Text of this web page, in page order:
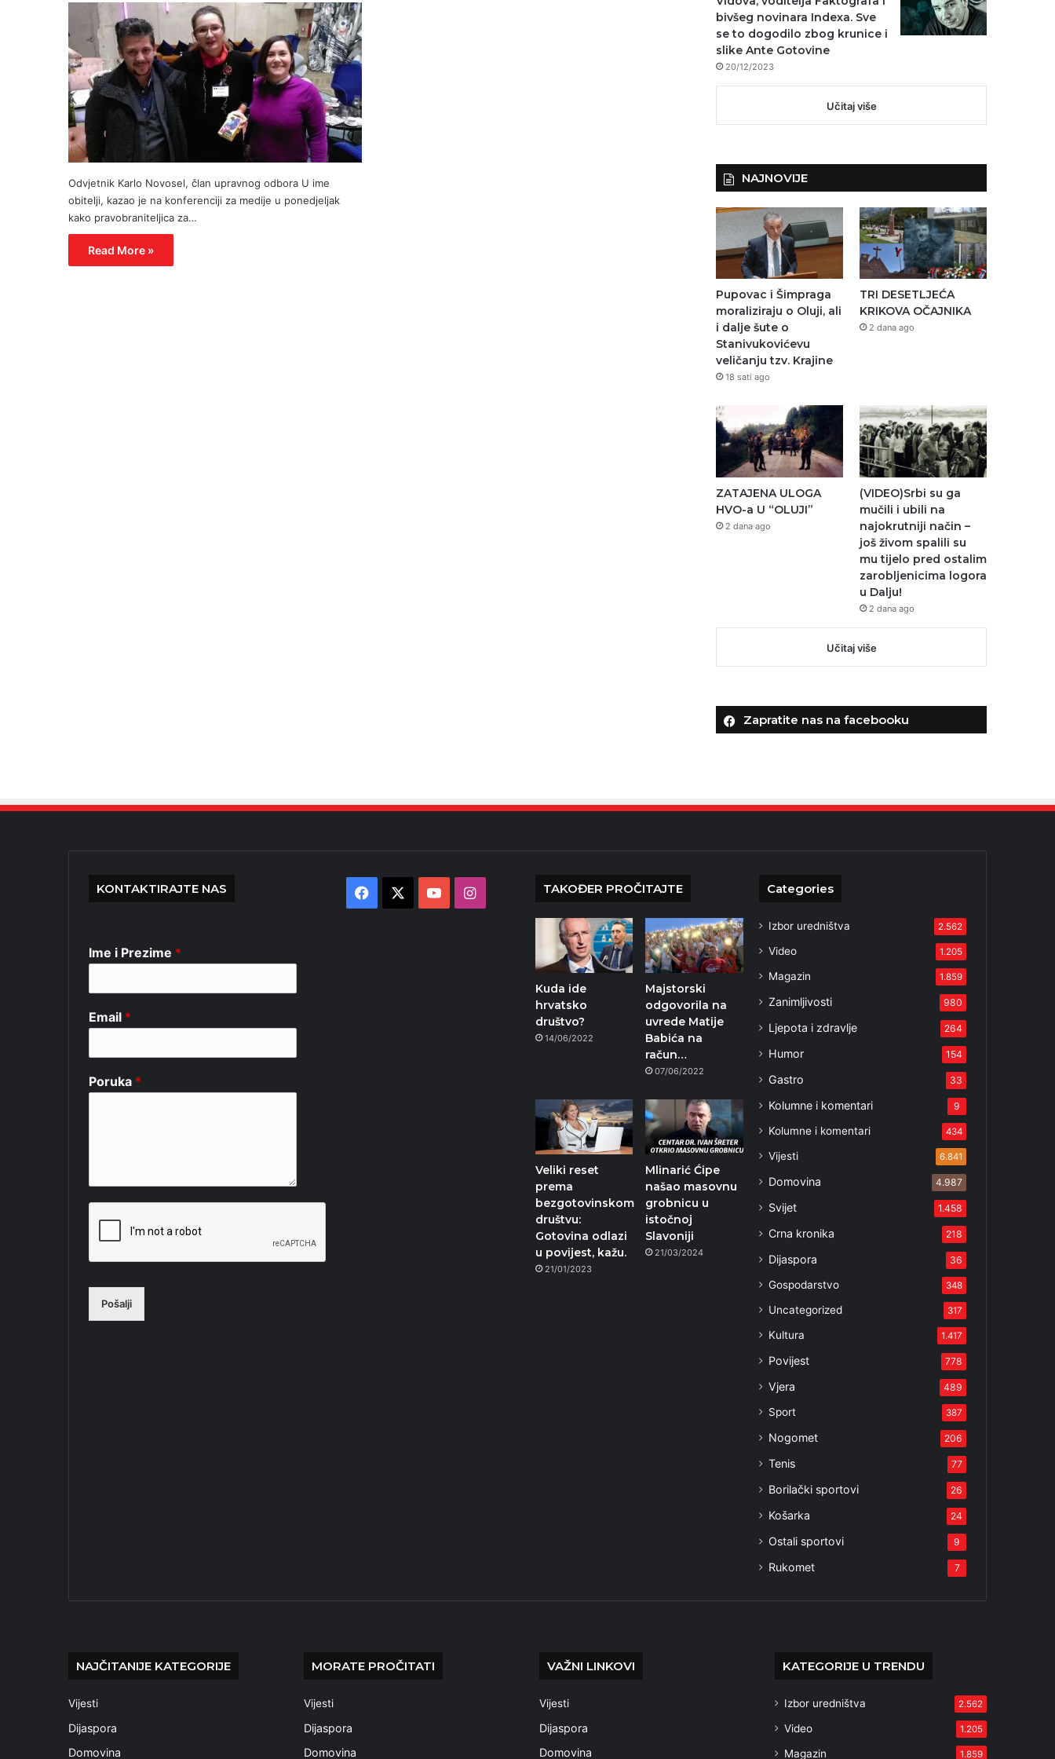
Odvjetnik Karlo Novosel, član upravnog odbora U ime
obitelji, kazao je na konferenciji za medije u ponedjeljak
kako pravobraniteljica za…
Read More »
bivšeg novinara Indexa. Sve
se to dogodilo zbog krunice i
slike Ante Gotovine
20/12/2023
Učitaj više
NAJNOVIJE
Pupovac i Šimpraga
moraliziraju o Oluji, ali
i dalje šute o
Stanivukovićevu
veličanju tzv. Krajine
18 sati ago
TRI DESETLJEĆA
KRIKOVA OČAJNIKA
2 dana ago
ZATAJENA ULOGA
HVO-a U “OLUJI”
2 dana ago
(VIDEO)Srbi su ga
mučili i ubili na
najokrutniji način –
još živom spalili su
mu tijelo pred ostalim
zarobljenicima logora
u Dalju!
2 dana ago
Učitaj više
Zapratite nas na facebooku
KONTAKTIRAJTE NAS
Ime i Prezime *
Email *
Poruka *
Pošalji
Facebook YouTubeInstagram TAKOĐER PROČITAJTE
Kuda ide
hrvatsko
društvo?
14/06/2022
Majstorski
odgovorila na
uvrede Matije
Babića na
račun…
07/06/2022
Veliki reset
prema
bezgotovinskom
društvu:
Gotovina odlazi
u povijest, kažu.
21/01/2023
Mlinarić Ćipe
našao masovnu
grobnicu u
istočnoj
Slavoniji
21/03/2024
Categories
Izbor uredništva 2.562
Video 1.205
Magazin 1.859
Zanimljivosti 980
Ljepota i zdravlje 264
Humor 154
Gastro 33
Kolumne i komentari 9
Kolumne i komentari 434
Vijesti 6.841
Domovina 4.987
Svijet 1.458
Crna kronika 218
Dijaspora 36
Gospodarstvo 348
Uncategorized 317
Kultura 1.417
Povijest 778
Vjera 489
Sport 387
Nogomet 206
Tenis 77
Borilački sportovi 26
Košarka 24
Ostali sportovi 9
Rukomet 7
NAJČITANIJE KATEGORIJE
Vijesti
Dijaspora
Domovina
MORATE PROČITATI
Vijesti
Dijaspora
Domovina
VAŽNI LINKOVI
Vijesti
Dijaspora
Domovina
KATEGORIJE U TRENDU
Izbor uredništva 2.562
Video 1.205
Magazin 1.859